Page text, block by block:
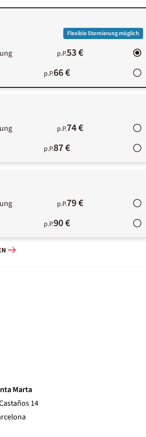
Flexible Stornierung möglich
p.P.53 €
p.P.66 €
p.P.74 €
p.P.87 €
p.P.79 €
p.P.90 €
Marta
14